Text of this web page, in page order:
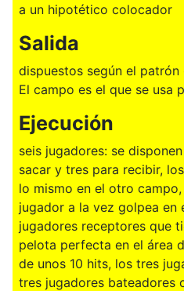
a un hipotético colocador
Salida
dispuestos según el
El campo es el que se usa
Ejecución
seis jugadores: se
sacar y tres para recibir,
lo mismo en el otro
jugador a la vez golpea en
jugadores receptores que
pelota perfecta en el área
de unos 10 hits, los tres
tres jugadores bateadores